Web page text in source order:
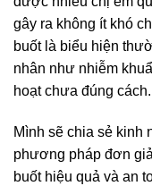
gây ra không ít khó
buốt là biểu hiện
nhân như nhiễm
hoạt chưa đúng cách.
Mình sẽ chia sẻ kinh
phương pháp đơn
buốt hiệu quả và an